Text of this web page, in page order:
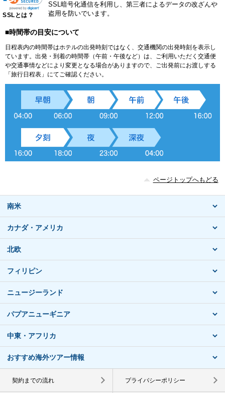
SSLとは？
SSL暗号化通信を利用し、第三者によるデータの改ざんや
盗用を防いでいます。
■時間帯の目安について
日程表内の時間帯はホテルの出発時刻ではなく、交通機関の出発時刻を表示し
ています。出発・到着の時間帯（午前・午後など）は、ご利用いただく交通便
や交通事情などにより変更となる場合がありますので、ご出発前にお渡しする
「旅行日程表」にてご確認ください。
ページトップへもどる
南米
カナダ・アメリカ
北欧
フィリピン
ニュージーランド
パプアニューギニア
中東・アフリカ
おすすめ海外ツアー情報
契約までの流れ プライバシーポリシー